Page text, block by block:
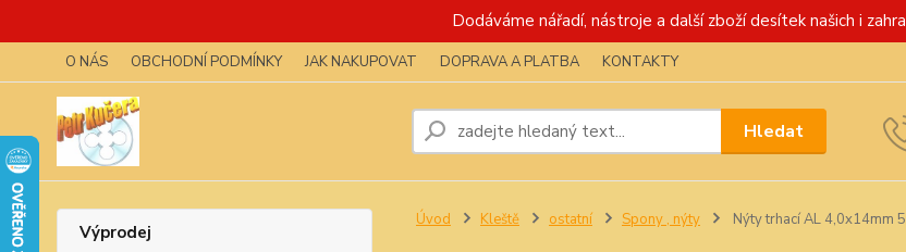
Dodáváme nářadí, nástroje a další zboží desítek našich i
O NÁS OBCHODNÍ PODMÍNKY JAK NAKUPOVAT DOPRAVA A PLATBA KONTAKTY
Hledat
Výprodej
Úvod Kleště ostatní Spony , nýty Nýty trhací AL 4,0x14mm